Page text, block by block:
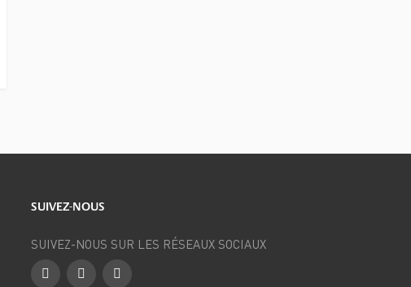
SUIVEZ-NOUS
SUIVEZ-NOUS SUR LES RÉSEAUX SOCIAUX
FacebookInstagramLinkedIn